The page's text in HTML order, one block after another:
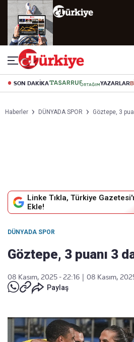
SON DAKİKA YAZARLAR
Haberler DÜNYADA SPOR Göztepe, 3
Linke Tıkla, Türkiye
Ekle!
DÜNYADA SPOR
Göztepe, 3 puanı 3
08 Kasım, 2025 - 22:16
08 Kasım,
Paylaş